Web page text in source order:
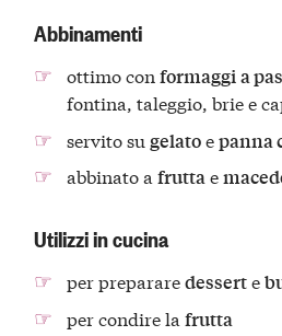
Abbinamenti
ottimo con formaggia
fontina, taleggio, brie e
servito su gelatoepanna
abbinato a fruttae
Utilizzi in cucina
per prepararedesserte
per condire la frutta